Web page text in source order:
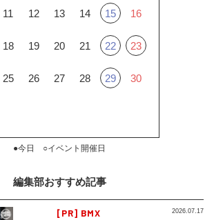
11 12 13 14 15 16
18 19 20 21 22 23
25 26 27 28 29 30
●今日 ○イベント開催日
編集部おすすめ記事
[PR] BMX 2026.07.17